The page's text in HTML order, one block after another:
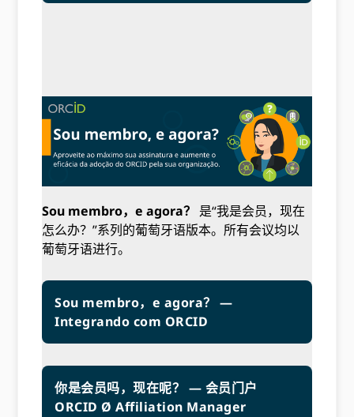
Sou membro，e agora？ 是“我是会员，现在
怎么办？”系列的葡萄牙语版本。所有会议均以
葡萄牙语进行。
Sou membro，e agora？ —
Integrando com ORCID
你是会员吗，现在呢？ — 会员门户
ORCID Ø Affiliation Manager